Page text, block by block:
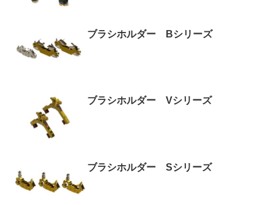
ブラシホルダー Bシリーズ
ブラシホルダー Vシリーズ
ブラシホルダー Sシリーズ